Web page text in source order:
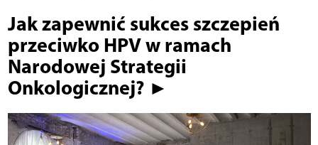
Jak zapewnić sukces szczepień
przeciwko HPV w ramach
Narodowej Strategii
Onkologicznej? ►